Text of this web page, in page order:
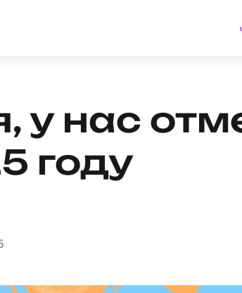
у нас
году